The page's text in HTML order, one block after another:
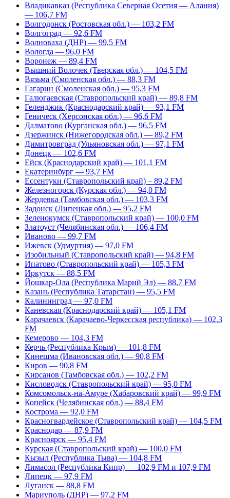
Владикавказ (Республика Северная Осетия — Алания)
— 106,7 FM
Волгодонск (Ростовская обл.) — 103,2 FM
Волгоград — 92,6 FM
Волноваха (ДНР) — 99,5 FM
Вологда — 96,0 FM
Воронеж — 89,4 FM
Вышний Волочек (Тверская обл.) — 104,5 FM
Вязьма (Смоленская обл.) — 88,3 FM
Гагарин (Смоленская обл.) — 95,3 FM
Галюгаевская (Ставропольский край) — 89,8 FM
Геленджик (Краснодарский край) — 93,1 FM
Геническ (Херсонская обл.) — 96,6 FM
Далматово (Курганская обл.) — 96,5 FM
Дзержинск (Нижегородская обл.) — 89,2 FM
Димитровград (Ульяновская обл.) — 97,1 FM
Донецк — 102,6 FM
Ейск (Краснодарский край) — 101,1 FM
Екатеринбург — 93,7 FM
Ессентуки (Ставропольский край) – 89,2 FM
Железногорск (Курская обл.) — 94,0 FM
Жердевка (Тамбовская обл.) — 103,3 FM
Задонск (Липецкая обл.) — 95,2 FM
Зеленокумск (Ставропольский край) — 100,0 FM
Златоуст (Челябинская обл.) — 106,4 FM
Иваново — 99,7 FM
Ижевск (Удмуртия) — 97,0 FM
Изобильный (Ставропольский край) — 94,8 FM
Ипатово (Ставропольский край) — 105,3 FM
Иркутск — 88,5 FM
Йошкар-Ола (Республика Марий Эл) — 88,7 FM
Казань (Республика Татарстан) — 95,5 FM
Калининград — 97,0 FM
Каневская (Краснодарский край) — 105,1 FM
Карачаевск (Карачаево-Черкесская республика) — 102,3
FM
Кемерово — 104,3 FM
Керчь (Республика Крым) — 101,8 FM
Кинешма (Ивановская обл.) — 90,8 FM
Киров — 90,8 FM
Кирсанов (Тамбовская обл.) — 102,2 FM
Кисловодск (Ставропольский край) — 95,0 FM
Комсомольск-на-Амуре (Хабаровский край) — 99,9 FM
Копейск (Челябинская обл.) — 88,4 FM
Кострома — 92,0 FM
Красногвардейское (Ставропольский край) — 104,5 FM
Краснодар — 87,9 FM
Красноярск — 95,4 FM
Курская (Ставропольский край) — 100,0 FM
Кызыл (Республика Тыва) — 104,8 FM
Лимасол (Республика Кипр) — 102,9 FM и 107,9 FM
Липецк — 97,9 FM
Луганск — 88,8 FM
Мариуполь (ДНР) — 97,2 FM